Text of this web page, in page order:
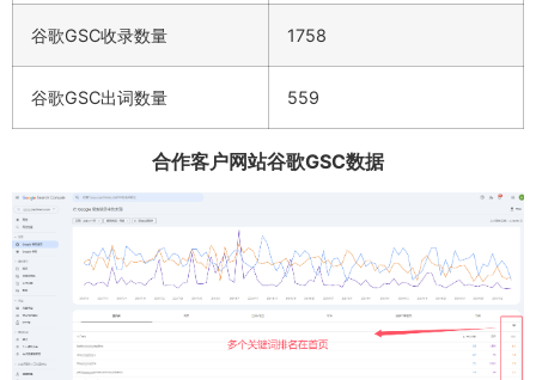
谷歌GSC收录数量 1758
谷歌GSC出词数量 559
合作客户网站谷歌GSC数据